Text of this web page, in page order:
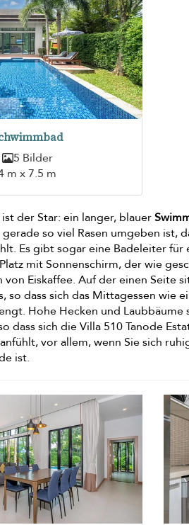
5 Bilder
m x 7.5 m
der Star: ein langer, blauer
so viel Rasen umgeben ist,
Es gibt sogar eine Badeleiter
mit Sonnenschirm, der wie
von Eiskaffee. Auf der einen Seite
so dass sich das Mittagessen wie
Hohe Hecken und
dass sich die Villa 510 Tanode
vor allem, wenn Sie sich
ist.